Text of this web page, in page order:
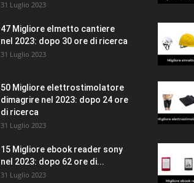
31 Luglio 2023
47 Migliore elmetto cantiere
nel 2023: dopo 30 ore di ricerca
31 Luglio 2023
50 Migliore elettrostimolatore
dimagrire nel 2023: dopo 24 ore
di ricerca
31 Luglio 2023
15 Migliore ebook reader sony
nel 2023: dopo 62 ore di...
31 Luglio 2023